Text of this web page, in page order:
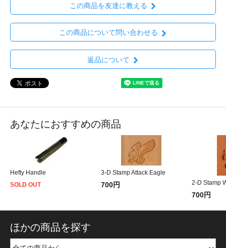
この商品を友達に教える
この商品について問い合わせる
返品について
あなたにおすすめの商品
Hefty Handle
SOLD OUT
3-D Stamp Attack Eagle
700円 2-D Stamp
700円
ほかの商品を探す